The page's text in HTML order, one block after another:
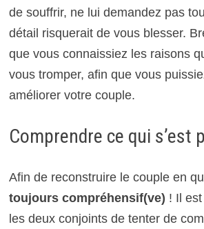
de souffrir, ne lui demandez pas
détail risquerait de vous blesser.
que vous connaissiez les raisons
vous tromper, afin que vous
améliorer votre couple.
Comprendre ce qui s’est
Afin de reconstruire le couple en
toujours compréhensif(ve) ! Il
les deux conjoints de tenter de